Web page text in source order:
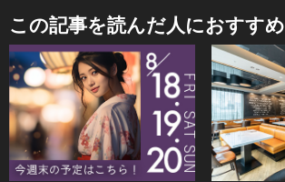
この記事を読んだ人におすすめ